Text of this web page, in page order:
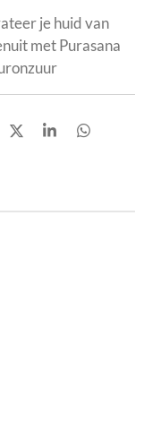
je huid van
met Purasana
D
S
D